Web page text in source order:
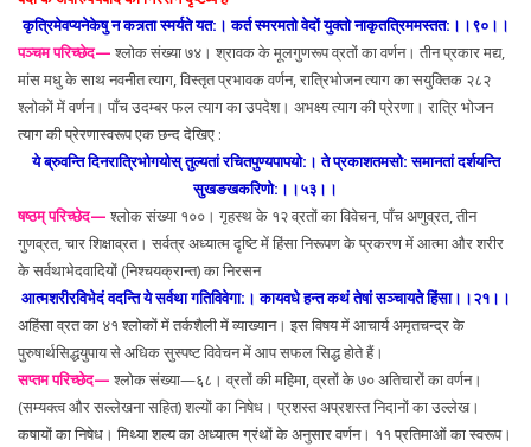
कृत्रिमेवप्यनेकेषु न कत्र्ता स्मर्यते यत:। कर्त स्मरमतो वेदों युक्तो नाकृतत्रिममस्तत:।।९०।।
पञ्चम परिच्छेद— श्लोक संख्या ७४। श्रावक के मूलगुणरूप व्रतों का वर्णन। तीन प्रकार मद्य,
मांस मधु के साथ नवनीत त्याग, विस्तृत प्रभावक वर्णन, रात्रिभोजन त्याग का सयुक्तिक २८२
श्लोकों में वर्णन। पाँच उदम्बर फल त्याग का उपदेश। अभक्ष्य त्याग की प्रेरणा। रात्रि भोजन
त्याग की प्रेरणास्वरूप एक छन्द देखिए :
ये ब्रुवन्ति दिनरात्रिभोगयोस् तुल्यतां रचितपुण्यपापयो:। ते प्रकाशतमसो: समानतां दर्शयन्ति
सुखङखकरिणो:।।५३।।
षष्ठम् परिच्छेद— श्लोक संख्या १००। गृहस्थ के १२ व्रतों का विवेचन, पाँच अणुव्रत, तीन
गुणव्रत, चार शिक्षाव्रत। सर्वत्र अध्यात्म दृष्टि में हिंसा निरूपण के प्रकरण में आत्मा और शरीर
के सर्वथाभेदवादियों (निश्चयक्रान्त) का निरसन
आत्मशरीरविभेदं वदन्ति ये सर्वथा गतिविवेगा:। कायवधे हन्त कथं तेषां सञ्चायते हिंसा।।२१।।
अहिंसा व्रत का ४१ श्लोकों में तर्कशैली में व्याख्यान। इस विषय में आचार्य अमृतचन्द्र के
पुरुषार्थसिद्धयुपाय से अधिक सुस्पष्ट विवेचन में आप सफल सिद्ध होते हैं।
सप्तम परिच्छेद— श्लोक संख्या—६८। व्रतों की महिमा, व्रतों के ७० अतिचारों का वर्णन।
(सम्यक्त्व और सल्लेखना सहित) शल्यों का निषेध। प्रशस्त अप्रशस्त निदानों का उल्लेख।
कषायों का निषेध। मिथ्या शल्य का अध्यात्म ग्रंथों के अनुसार वर्णन। ११ प्रतिमाओं का स्वरूप।